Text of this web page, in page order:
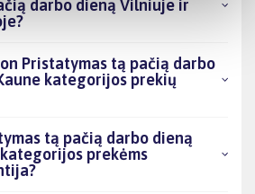
darbo dieną Vilniuje ir
Pristatymas tą pačią darbo
kategorijos prekių
tą pačią darbo dieną
prekėms